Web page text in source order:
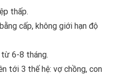
thấp.
cấp, không giới hạn độ
từ 6-8 tháng.
tới 3 thế hệ: vợ chồng, con